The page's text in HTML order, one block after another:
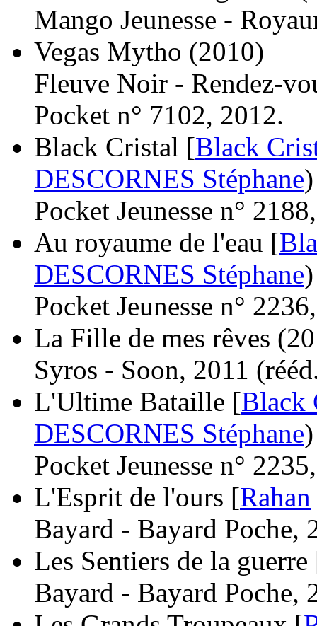
Mango Jeunesse -
Vegas Mytho (2010)
Fleuve Noir - Rendez-
Pocket n° 7102, 2012.
Black Cristal [Black
DESCORNES Stéphane)
Pocket Jeunesse n°
Au royaume de l'eau [
DESCORNES Stéphane)
Pocket Jeunesse n°
La Fille de mes rêves
Syros - Soon, 2011 (
L'Ultime Bataille [Black
DESCORNES Stéphane)
Pocket Jeunesse n°
L'Esprit de l'ours [Rahan
Bayard - Bayard Poche,
Les Sentiers de la guerre
Bayard - Bayard Poche,